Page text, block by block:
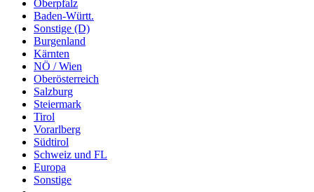
Oberpfalz
Baden-Württ.
Sonstige (D)
Burgenland
Kärnten
NÖ / Wien
Oberösterreich
Salzburg
Steiermark
Tirol
Vorarlberg
Südtirol
Schweiz und FL
Europa
Sonstige